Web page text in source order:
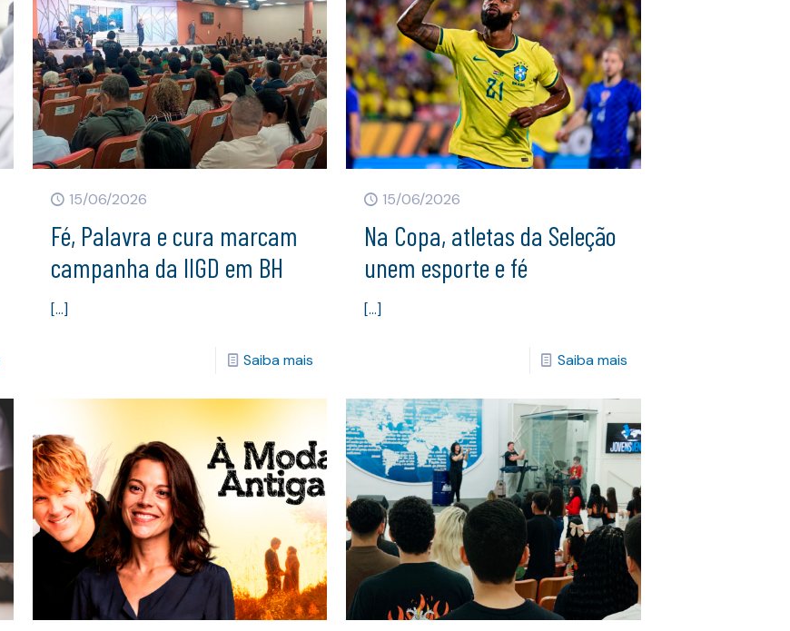
15/06/2026
Fé, Palavra e cura marcam
campanha da IIGD em BH
[…]
Saiba mais
15/06/2026
Na Copa, atletas da Seleção
unem esporte e fé
[…]
Saiba mais